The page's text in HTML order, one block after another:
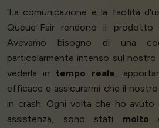
‘La comunicazione e la facilità
Queue-Fair rendono il prodotto
Avevamo bisogno di una
particolarmente intenso sul
vederla in tempo reale,
efficace e assicurarmi che il
in crash. Ogni volta che ho avuto
assistenza, sono stati molto